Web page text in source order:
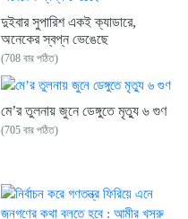
দুইবার সুপারিশ একই ক্যাডারে,
অনেকের স্বপ্ন ভেঙেছে
(708 বার পঠিত)
মে’র তুলনায় জুনে ডেঙ্গুতে মৃত্যু ৬ গুণ
(705 বার পঠিত)